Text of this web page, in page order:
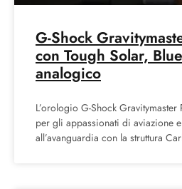
G-Shock
con Tough Solar,
analogico
L’orologio G-Shock
per gli appassionati di aviazione
all’avanguardia con la struttura